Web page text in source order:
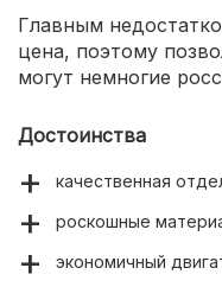
Главным
цена, поэтому
могут немногие
Достоинства
качественная
роскошные
экономичный